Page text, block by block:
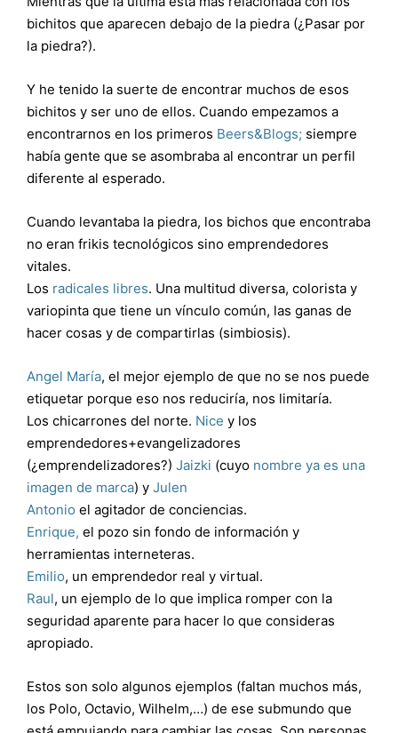
bichitos que aparecen debajo de la piedra (¿Pasar por
la piedra?).
Y he tenido la suerte de encontrar muchos de esos
bichitos y ser uno de ellos. Cuando empezamos a
encontrarnos en los primeros Beers&Blogs; siempre
había gente que se asombraba al encontrar un perfil
diferente al esperado.
Cuando levantaba la piedra, los bichos que encontraba
no eran frikis tecnológicos sino emprendedores
vitales.
Los radicales libres. Una multitud diversa, colorista y
variopinta que tiene un vínculo común, las ganas de
hacer cosas y de compartirlas (simbiosis).
Angel María, el mejor ejemplo de que no se nos puede
etiquetar porque eso nos reduciría, nos limitaría.
Los chicarrones del norte. Nice y los
emprendedores+evangelizadores
(¿emprendelizadores?) Jaizki (cuyo nombre ya es una
imagen de marca) y Julen
Antonio el agitador de conciencias.
Enrique, el pozo sin fondo de información y
herramientas interneteras.
Emilio, un emprendedor real y virtual.
Raul, un ejemplo de lo que implica romper con la
seguridad aparente para hacer lo que consideras
apropiado.
Estos son solo algunos ejemplos (faltan muchos más,
los Polo, Octavio, Wilhelm,…) de ese submundo que